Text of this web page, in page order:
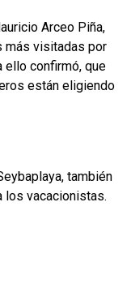
Arceo Piña,
más visitadas por
ello confirmó, que
están eligiendo
también
los vacacionistas.